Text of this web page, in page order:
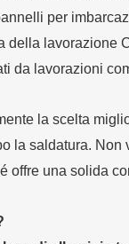
per
della lavorazione
da lavorazioni
la scelta
la saldatura.
offre una solida